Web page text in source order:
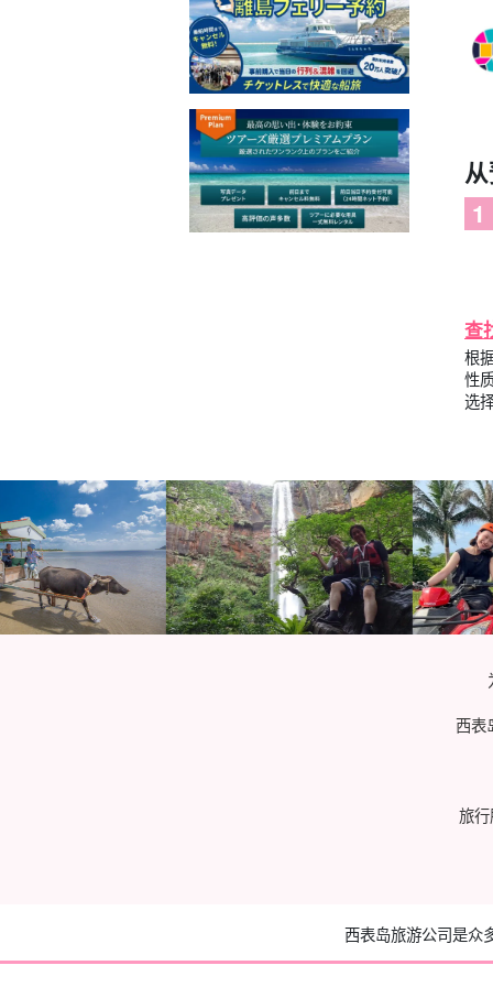
查
根
性
选
西表
旅
西表岛旅游公司是众